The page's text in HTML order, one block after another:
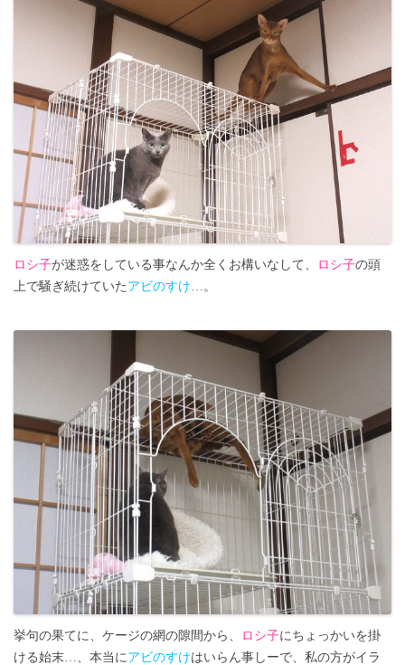
ロシ子が迷惑をしている事なんか全くお構いなして、 ロシ子の頭
上で騒ぎ続けていた アビのすけ…。
挙句の果てに、ケージの網の隙間から、 ロシ子にちょっかいを掛
ける始末…、本当に アビのすけはいらん事しーで、私の方がイラ